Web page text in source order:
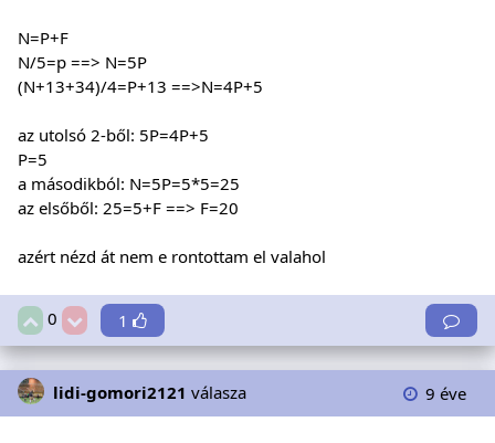
N=P+F
N/5=p ==> N=5P
(N+13+34)/4=P+13 ==>N=4P+5
az utolsó 2-ből: 5P=4P+5
P=5
a másodikból: N=5P=5*5=25
az elsőből: 25=5+F ==> F=20
azért nézd át nem e rontottam el valahol
0 1
lidi-gomori2121 válasza 9 éve